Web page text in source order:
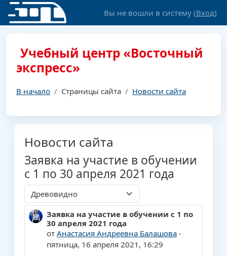
Перейти к основному содержанию
Вы не вошли в систему (Вход)
Учебный центр «Восточный
экспресс»
В начало Страницы сайта Новости сайта
Новости сайта
Заявка на участие в обучении
с 1 по 30 апреля 2021 года
Режим отображения
Заявка на участие в обучении с 1 по
30 апреля 2021 года
от Анастасия Андреевна Балашова-
пятница, 16 апреля 2021, 16:29
Количество ответов: 0